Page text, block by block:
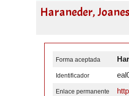
Haraneder,
Forma aceptada
Identificador
Enlace permanente